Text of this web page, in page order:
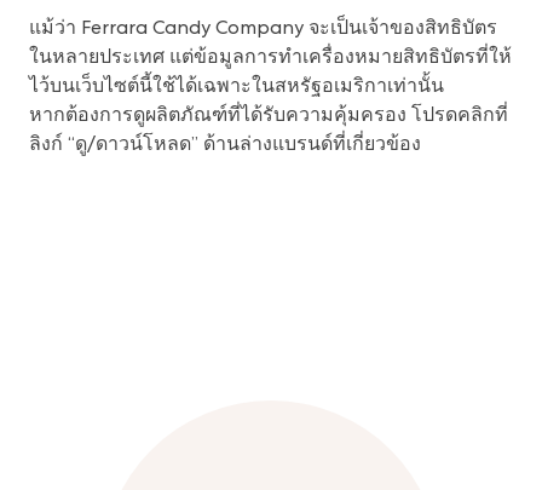
แม้ว่า Ferrara Candy Company จะเป็นเจ้าของสิทธิบัตร
ในหลายประเทศ แต่ข้อมูลการทำเครื่องหมายสิทธิบัตรที่ให้
ไว้บนเว็บไซต์นี้ใช้ได้เฉพาะในสหรัฐอเมริกาเท่านั้น
หากต้องการดูผลิตภัณฑ์ที่ได้รับความคุ้มครอง โปรดคลิกที่
ลิงก์ “ดู/ดาวน์โหลด” ด้านล่างแบรนด์ที่เกี่ยวข้อง